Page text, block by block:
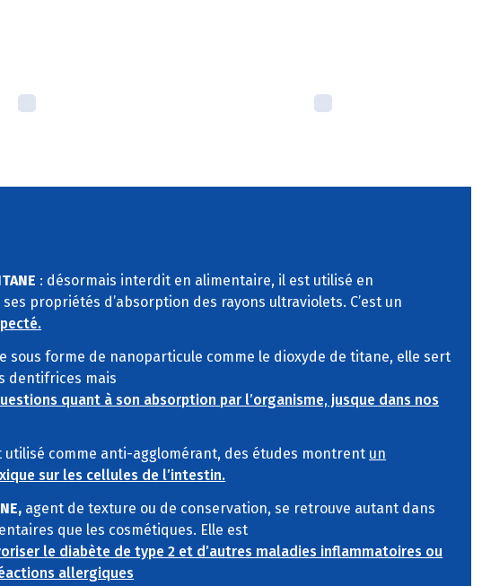
: désormais interdit en alimentaire, il est utilisé en
propriétés d’absorption des rayons ultraviolets. C’est un
sous forme de nanoparticule comme le dioxyde de titane, elle sert
dentifrices mais
quant à son absorption par l’organisme, jusque dans nos
utilisé comme anti-agglomérant, des études montrent un
sur les cellules de l’intestin.
agent de texture ou de conservation, se retrouve autant dans
que les cosmétiques. Elle est
le diabète de type 2 et d’autres maladies inflammatoires ou
allergiques